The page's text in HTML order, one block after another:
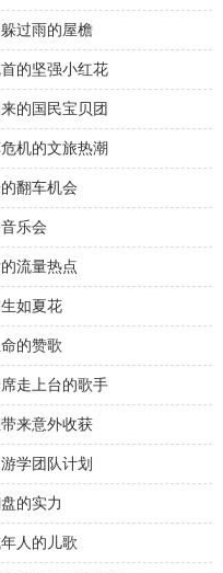
过雨的屋檐
的坚强小红花
的国民宝贝团
机的文旅热潮
翻车机会
乐会
流量热点
如夏花
的赞歌
走上台的歌手
来意外收获
学团队计划
的实力
人的儿歌